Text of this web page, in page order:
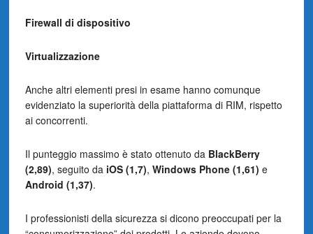
Firewall di dispositivo
Virtualizzazione
Anche altri elementi presi in esame hanno comunque
evidenziato la superiorità della piattaforma di RIM, rispetto
ai concorrenti.
Il punteggio massimo è stato ottenuto da BlackBerry
(2,89), seguito da iOS (1,7), Windows Phone (1,61) e
Android (1,37).
I professionisti della sicurezza si dicono preoccupati per la